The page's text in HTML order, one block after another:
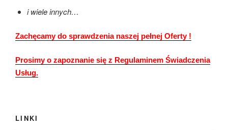
i wiele innych…
Zachęcamy do sprawdzenia naszej pełnej Oferty !
Prosimy o zapoznanie się z Regulaminem Świadczenia
Usług.
LINKI